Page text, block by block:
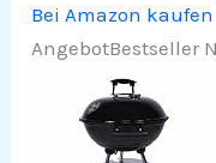
Bei Amazon kaufen
AngebotBestseller